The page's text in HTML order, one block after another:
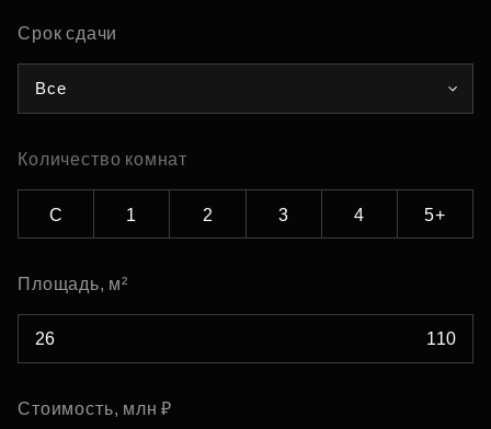
Срок сдачи
Все
Количество комнат
С 1 2 3 4 5+
Площадь, м²
Стоимость, млн ₽